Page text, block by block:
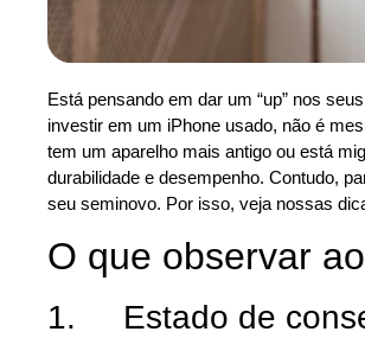
Está pensando em dar um “up” nos
investir em um iPhone usado, não é
tem um aparelho mais antigo ou está
durabilidade e desempenho. Contudo,
seu seminovo. Por isso, veja nossas
O que observar
1. Estado de